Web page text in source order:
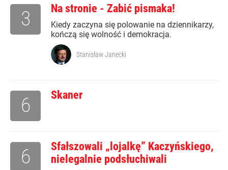
Na stronie - Zabić pismaka!
Kiedy zaczyna się polowanie na dziennikarzy,
kończą się wolność i demokracja.
3
Stanisław Janecki
Skaner
6
Sfałszowali „lojalkę” Kaczyńskiego,
nielegalnie podsłuchiwali
6